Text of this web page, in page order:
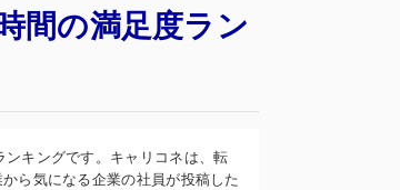
間の満足度ラン
キングです。キャリコネは、転
ら気になる企業の社員が投稿した